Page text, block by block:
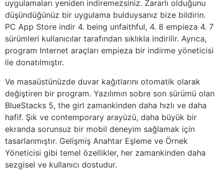
uygulamaları yeniden indiremezsiniz. Zararlı olduğunu
düşündüğünüz bir uygulama bulduysanız bize bildirin.
PC App Store indir 4. being unfaithful, 4. 8 empieza 4. 7
sürümleri kullanıcılar tarafından sıklıkla indirilir. Ayrıca,
program Internet araçları empieza bir indirme yöneticisi
ile donatılmıştır.
Ve masaüstünüzde duvar kağıtlarını otomatik olarak
değiştiren bir program. Yazılımın sobre son sürümü olan
BlueStacks 5, the girl zamankinden daha hızlı ve daha
hafif. Şık ve contemporary arayüzü, daha büyük bir
ekranda sorunsuz bir mobil deneyim sağlamak için
tasarlanmıştır. Gelişmiş Anahtar Eşleme ve Örnek
Yöneticisi gibi temel özellikler, her zamankinden daha
sezgisel ve kullanıcı dostudur.